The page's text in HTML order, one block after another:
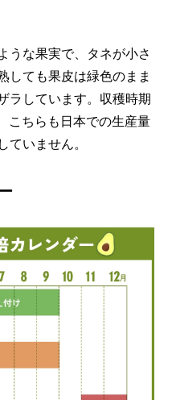
うな果実で、タネが小さ
しても果皮は緑色のまま
ラしています。収穫時期
こちらも日本での生産量
ていません。